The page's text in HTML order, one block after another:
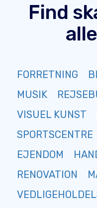
Find
FORRETNING
MUSIK
VISUEL KUNST
SPORTSCENTRE
EJENDOM
RENOVATION